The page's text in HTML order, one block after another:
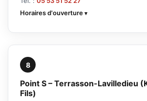
Horaires d'ouverture
8
Point S – Terrasson-Lavilledieu
Fils)